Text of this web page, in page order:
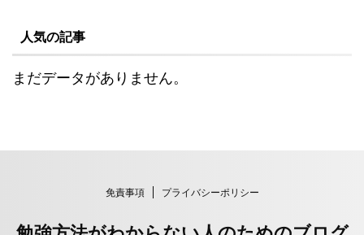
人気の記事
まだデータがありません。
免責事項 プライバシーポリシー